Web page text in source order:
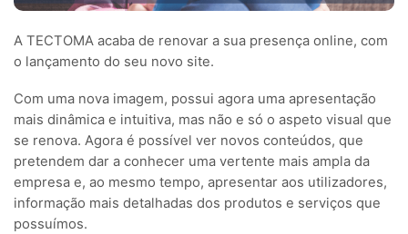
A TECTOMA acaba de renovar a sua presença online, com
o lançamento do seu novo site.
Com uma nova imagem, possui agora uma apresentação
mais dinâmica e intuitiva, mas não e só o aspeto visual que
se renova. Agora é possível ver novos conteúdos, que
pretendem dar a conhecer uma vertente mais ampla da
empresa e, ao mesmo tempo, apresentar aos utilizadores,
informação mais detalhadas dos produtos e serviços que
possuímos.